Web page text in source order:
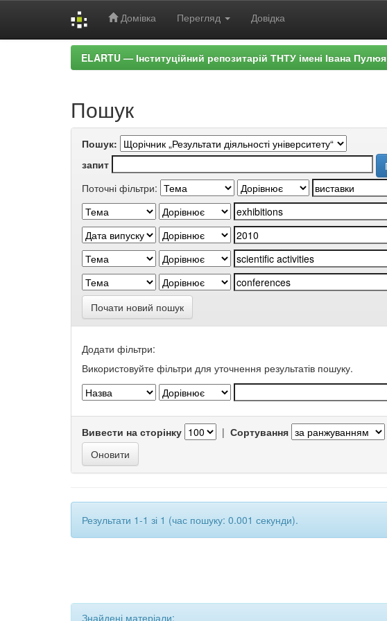
Домівка Перегляд Довідка
ELARTU — Інституційний репозитарій ТНТУ імені Івана Пулюя
Пошук
Пошук:
запит
Поточні фільтри:
Почати новий пошук
Додати фільтри:
Використовуйте фільтри для уточнення результатів пошуку.
Вивести на сторінку | Сортування
Результати 1-1 зі 1 (час пошуку: 0.001 секунди).
Знайдені матеріали: